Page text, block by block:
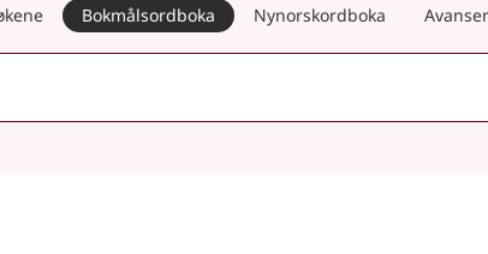
Bokmålsordboka Nynorskordboka